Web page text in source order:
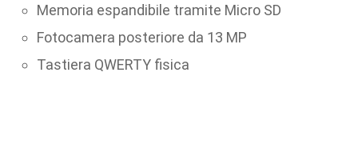
Memoria espandibile tramite Micro SD
Fotocamera posteriore da 13 MP
Tastiera QWERTY fisica